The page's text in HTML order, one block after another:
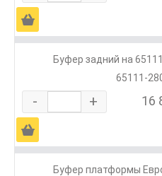
Ä
Буфер задний на
65111-
- + 16
Ä
Буфер платформы